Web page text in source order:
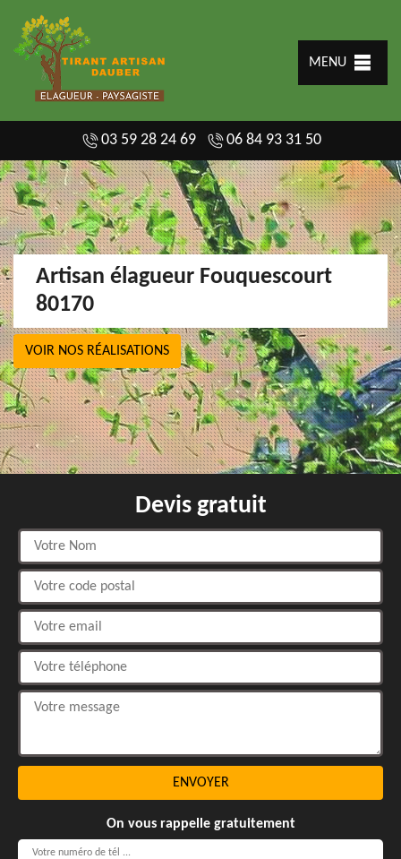
MENU
03 59 28 24 69 06 84 93 31 50
Artisan élagueur Fouquescourt
80170
VOIR NOS RÉALISATIONS
Devis gratuit
On vous rappelle gratuitement